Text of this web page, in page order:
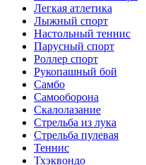
Легкая атлетика
Лыжный спорт
Настольный теннис
Парусный спорт
Роллер спорт
Рукопашный бой
Самбо
Самооборона
Скалолазание
Стрельба из лука
Стрельба пулевая
Теннис
Тхэквондо